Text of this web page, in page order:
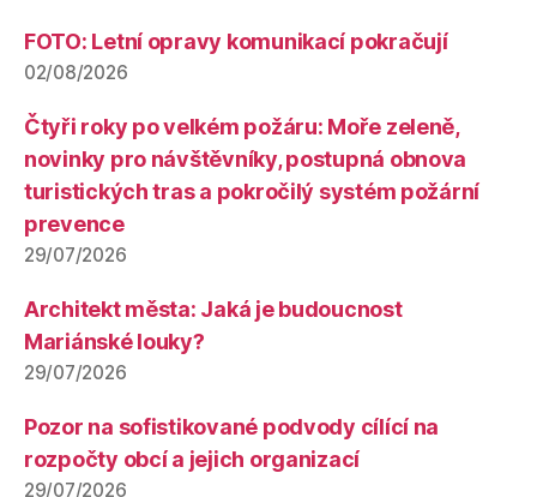
FOTO: Letní opravy komunikací pokračují
02/08/2026
Čtyři roky po velkém požáru: Moře zeleně,
novinky pro návštěvníky, postupná obnova
turistických tras a pokročilý systém požární
prevence
29/07/2026
Architekt města: Jaká je budoucnost
Mariánské louky?
29/07/2026
Pozor na sofistikované podvody cílící na
rozpočty obcí a jejich organizací
29/07/2026